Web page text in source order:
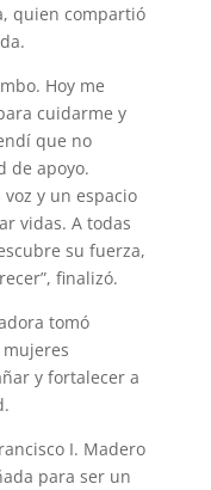
quien compartió
Hoy me
cuidarme y
que no
de apoyo.
y un espacio
vidas. A todas
su fuerza,
finalizó.
tomó
mujeres
y fortalecer a
I. Madero
para ser un